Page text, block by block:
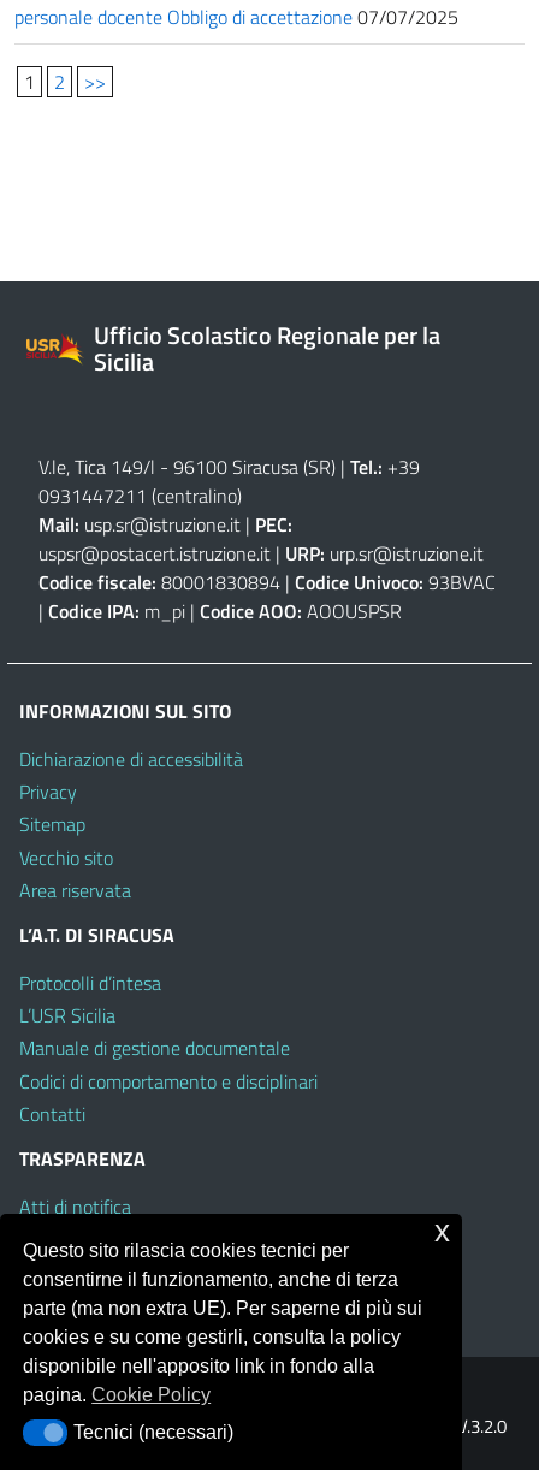
personale docente Obbligo di accettazione07/07/2025
1 2 >>
Ufficio Scolastico Regionale per la
Sicilia
V.le, Tica 149/l - 96100 Siracusa (SR) | Tel.: +39
0931447211 (centralino)
Mail: usp.sr@istruzione.it | PEC:
uspsr@postacert.istruzione.it | URP: urp.sr@istruzione.it
Codice fiscale: 80001830894 | Codice Univoco: 93BVAC
| Codice IPA: m_pi | Codice AOO: AOOUSPSR
INFORMAZIONI SUL SITO
Dichiarazione di accessibilità
Privacy
Sitemap
Vecchio sito
Area riservata
L’A.T. DI SIRACUSA
Protocolli d’intesa
L’USR Sicilia
Manuale di gestione documentale
Codici di comportamento e disciplinari
Contatti
TRASPARENZA
Atti di notifica
Albo on line
Amministrazione Trasparente
Obiettivi di Accessibilità
Portale realizzato con la piattaforma
Template Italia configurato sul tema accessibile
V.3.2.0
(Mizar)
Questo sito rilascia cookies tecnici per
consentirne il funzionamento, anche di terza
parte (ma non extra UE). Per saperne di più sui
cookies e su come gestirli, consulta la policy
disponibile nell'apposito link in fondo alla
pagina.Cookie Policy
Tecnici (necessari)
Tecnici (necessari)
x